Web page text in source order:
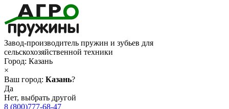
Завод-производитель пружин и зубьев для
сельскохозяйственной техники
Город: Казань
×
Ваш город: Казань?
Да
Нет, выбрать другой
8 (800)777-68-47